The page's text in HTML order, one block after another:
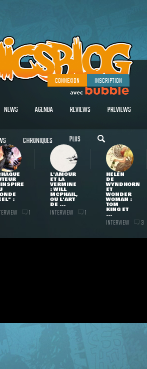
CONNEXION INSCRIPTION
NEWS AGENDA REVIEWS PREVIEWS
CHRONIQUES PLUS
:
1
L'AMOUR
ET LA
VERMINE
: WILL
MCPHAIL,
OU L'ART
DE ...
INTERVIEW 1
HELEN
DE
WYNDHORN
ET
WONDER
WOMAN :
TOM
KING ET
...
INTERVIEW 3